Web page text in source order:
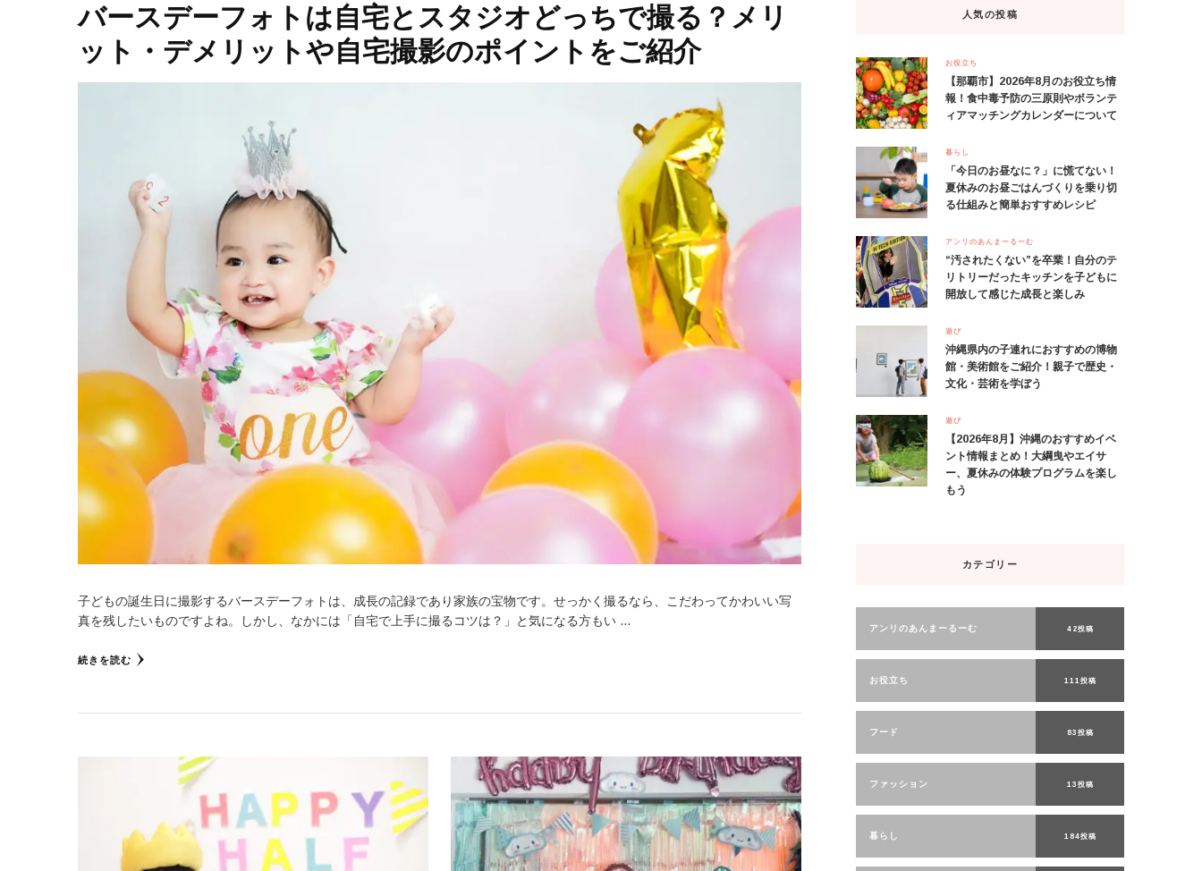
バースデーフォトは自宅とスタジオどっちで撮る？メリ
ット・デメリットや自宅撮影のポイントをご紹介
子どもの誕生日に撮影するバースデーフォトは、成長の記録であり家族の宝物です。せっかく撮るなら、こだわってかわいい写
真を残したいものですよね。しかし、なかには「自宅で上手に撮るコツは？」と気になる方もい …
続きを読む
人気の投稿
お役立ち
【那覇市】2026年8月のお役立ち情
報！食中毒予防の三原則やボランテ
ィアマッチングカレンダーについて
暮らし
「今日のお昼なに？」に慌てない！
夏休みのお昼ごはんづくりを乗り切
る仕組みと簡単おすすめレシピ
アンリのあんまーるーむ
“汚されたくない”を卒業！自分のテ
リトリーだったキッチンを子どもに
開放して感じた成長と楽しみ
遊び
沖縄県内の子連れにおすすめの博物
館・美術館をご紹介！親子で歴史・
文化・芸術を学ぼう
遊び
【2026年8月】沖縄のおすすめイベ
ント情報まとめ！大綱曳やエイサ
ー、夏休みの体験プログラムを楽し
もう
カテゴリー
アンリのあんまーるーむ 42投稿
お役立ち 111投稿
フード 83投稿
ファッション 13投稿
暮らし 184投稿